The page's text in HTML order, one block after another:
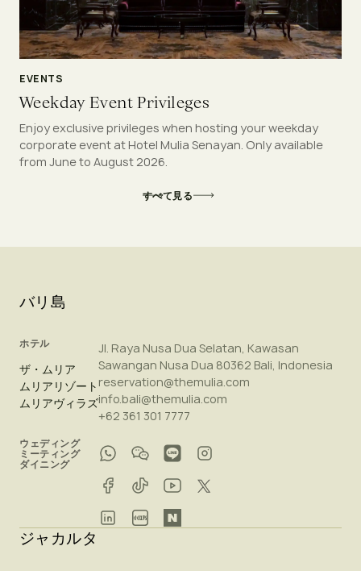
すべて見る
EVENTS
Weekday Event Privileges
Enjoy exclusive privileges when hosting your weekday
corporate event at Hotel Mulia Senayan. Only available
from June to August 2026.
バリ島
ホテル
ザ・ムリア
ムリアリゾート
ムリアヴィラズ
ウェディング
ミーティング
ダイニング
Jl. Raya Nusa Dua Selatan, Kawasan
Sawangan Nusa Dua 80362 Bali, Indonesia
reservation@themulia.com
info.bali@themulia.com
+62 361 301 7777
ジャカルタ